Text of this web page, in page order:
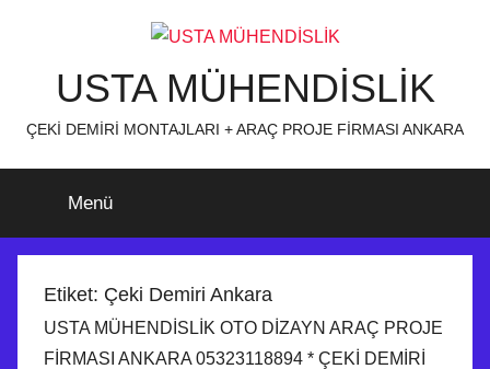
USTA MÜHENDİSLİK
ÇEKİ DEMİRİ MONTAJLARI + ARAÇ PROJE FİRMASI ANKARA
Menü
Etiket: Çeki Demiri Ankara
USTA MÜHENDİSLİK OTO DİZAYN ARAÇ PROJE
FİRMASI ANKARA 05323118894 * ÇEKİ DEMİRİ